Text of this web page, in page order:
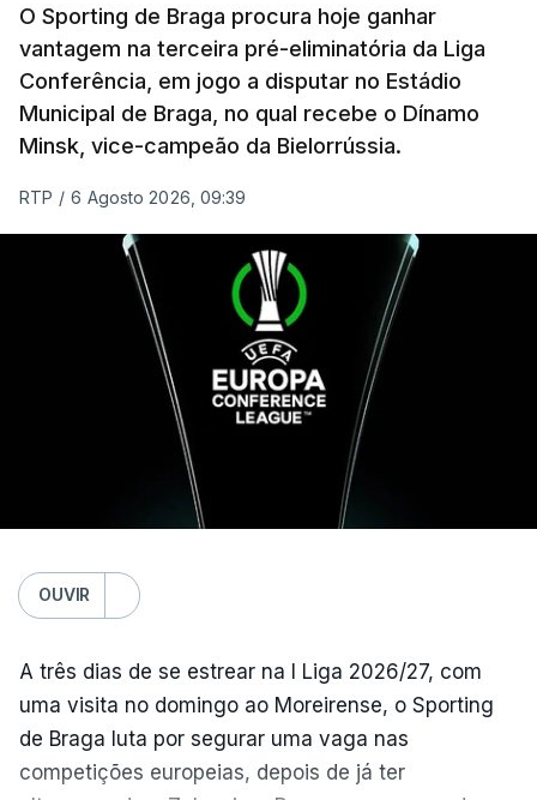
equipa relegada da ‘Champions’, o derrotado do
encontro entre Aarhus, campeão dinamarquês, ou
o Sabah, campeão do Azerbaijão, sendo que, em
caso de afastamento, os 'encarnados' caem para o
play-off da Liga Conferência, encontrando os
O jogo no Estádio da Luz tem início às 20:00, com
arbitragem do romeno Marian Barbu, enquanto a
segunda mão está marcada para 13 de agosto, em
Na fase de liga da Liga Europa já está o Torreense,
único representante português com entrada direta,
graças à conquista da Taça de Portugal.
O Sporting de Braga procura hoje ganhar
vantagem na terceira pré-eliminatória da Liga
Conferência, em jogo a disputar no Estádio
Municipal de Braga, no qual recebe o Dínamo
Minsk, vice-campeão da Bielorrússia.
RTP / 6 Agosto 2026, 09:39
OUVIR
A três dias de se estrear na I Liga 2026/27, com
uma visita no domingo ao Moreirense, o Sporting
de Braga luta por segurar uma vaga nas
competições europeias, depois de já ter